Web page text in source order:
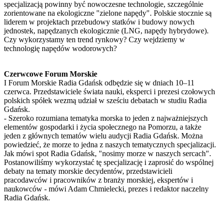
specjalizacją powinny być nowoczesne technologie, szczególnie
zorientowane na ekologiczne "zielone napędy". Polskie stocznie są
liderem w projektach przebudowy statków i budowy nowych
jednostek, napędzanych ekologicznie (LNG, napędy hybrydowe).
Czy wykorzystamy ten trend rynkowy? Czy wejdziemy w
technologię napędów wodorowych?
Czerwcowe Forum Morskie
I Forum Morskie Radia Gdańsk odbędzie się w dniach 10–11
czerwca. Przedstawiciele świata nauki, eksperci i prezesi czołowych
polskich spółek wezmą udział w sześciu debatach w studiu Radia
Gdańsk.
- Szeroko rozumiana tematyka morska to jeden z najważniejszych
elementów gospodarki i życia społecznego na Pomorzu, a także
jeden z głównych tematów wielu audycji Radia Gdańsk. Można
powiedzieć, że morze to jedna z naszych tematycznych specjalizacji.
Jak mówi spot Radia Gdańsk, "nosimy morze w naszych sercach".
Postanowiliśmy wykorzystać tę specjalizację i zaprosić do wspólnej
debaty na tematy morskie decydentów, przedstawicieli
pracodawców i pracowników z branży morskiej, ekspertów i
naukowców - mówi Adam Chmielecki, prezes i redaktor naczelny
Radia Gdańsk.